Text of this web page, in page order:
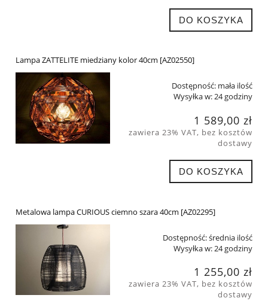
DO KOSZYKA
Lampa ZATTELITE miedziany kolor 40cm [AZ02550]
Dostępność: mała ilość
Wysyłka w:24 godziny
1 589,00 zł
zawiera 23% VAT, bez kosztów
dostawy
DO KOSZYKA
Metalowa lampa CURIOUS ciemno szara 40cm [AZ02295]
Dostępność:średnia ilość
Wysyłka w:24 godziny
1 255,00 zł
zawiera 23% VAT, bez kosztów
dostawy